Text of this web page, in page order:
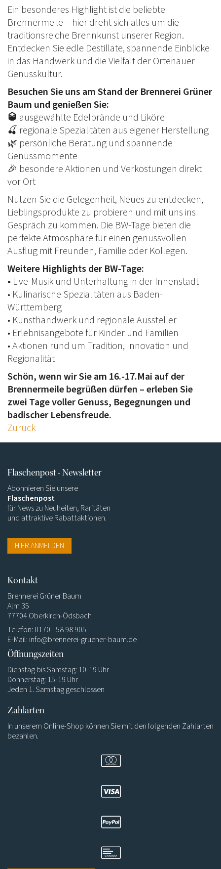
Ein besonderes Highlight ist die beliebte
Brennermeile – hier dreht sich alles um die
traditionsreiche Brennkunst unserer Region.
Entdecken Sie edle Destillate, spannende Einblicke
in das Handwerk und die Vielfalt der Ortenauer
Genusskultur.
Besuchen Sie uns am Stand der Brennerei Grüner
Baum und genießen Sie:
🥃 ausgewählte Edelbrände und Liköre
🍒 regionale Spezialitäten aus eigener Herstellung
🌿 persönliche Beratung und spannende
Genussmomente
🎉 besondere Aktionen und Verkostungen direkt
vor Ort
Nutzen Sie die Gelegenheit, Neues zu entdecken,
Lieblingsprodukte zu probieren und mit uns ins
Gespräch zu kommen. Die BW-Tage bieten die
perfekte Atmosphäre für einen genussvollen
Ausflug mit Freunden, Familie oder Kollegen.
Weitere Highlights der BW-Tage:
• Live-Musik und Unterhaltung in der Innenstadt
• Kulinarische Spezialitäten aus Baden-
Württemberg
• Kunsthandwerk und regionale Aussteller
• Erlebnisangebote für Kinder und Familien
• Aktionen rund um Tradition, Innovation und
Regionalität
Schön, wenn wir Sie am 16.-17.Mai auf der
Brennermeile begrüßen dürfen – erleben Sie
zwei Tage voller Genuss, Begegnungen und
badischer Lebensfreude.
Zurück
Flaschenpost - Newsletter
Abonnieren Sie unsere
Flaschenpost
für News zu Neuheiten, Raritäten
und attraktive Rabattaktionen.
HIER ANMELDEN
Kontakt
Brennerei Grüner Baum
Alm 35
77704 Oberkirch-Ödsbach
Telefon: 0170 - 58 98 905
E-Mail: info@brennerei-gruener-baum.de
Öffnungszeiten
Dienstag bis Samstag: 10-19 Uhr
Donnerstag: 15-19 Uhr
Jeden 1. Samstag geschlossen
Zahlarten
In unserem Online-Shop können Sie mit den folgenden Zahlarten
bezahlen.